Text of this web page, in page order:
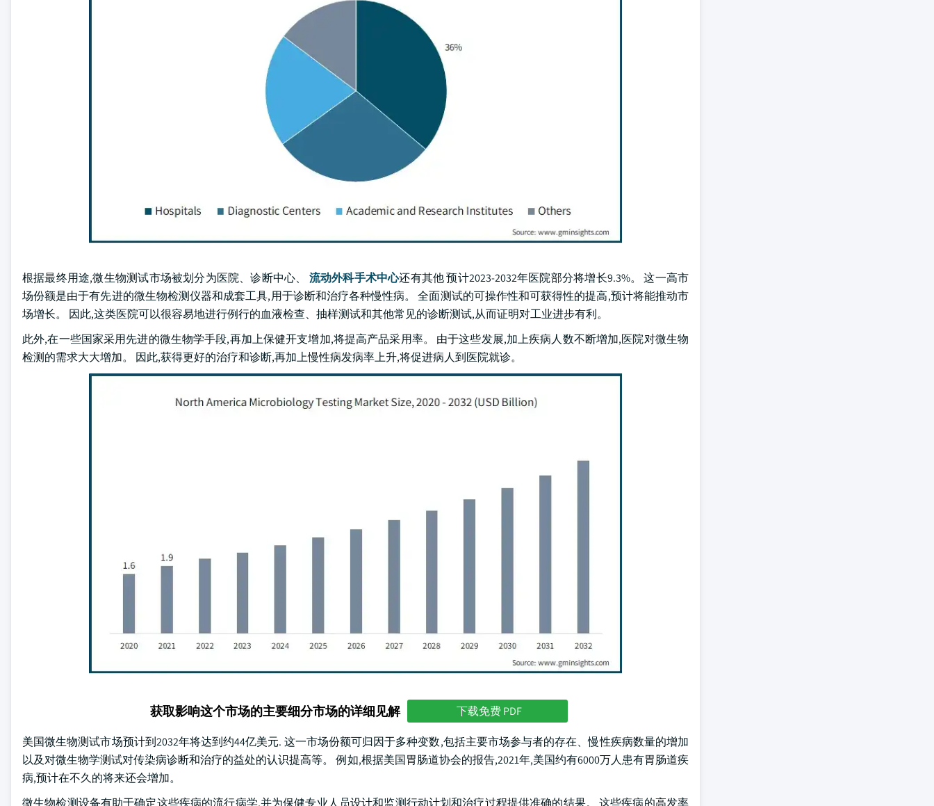
根据最终用途,微生物测试市场被划分为医院、诊断中心、 流动外科手术中心还有其他 预计2023-2032年医院部分将增长9.3%。 这一高市
场份额是由于有先进的微生物检测仪器和成套工具,用于诊断和治疗各种慢性病。 全面测试的可操作性和可获得性的提高,预计将能推动市
场增长。 因此,这类医院可以很容易地进行例行的血液检查、抽样测试和其他常见的诊断测试,从而证明对工业进步有利。
此外,在一些国家采用先进的微生物学手段,再加上保健开支增加,将提高产品采用率。 由于这些发展,加上疾病人数不断增加,医院对微生物
检测的需求大大增加。 因此,获得更好的治疗和诊断,再加上慢性病发病率上升,将促进病人到医院就诊。
获取影响这个市场的主要细分市场的详细见解 下载免费 PDF
美国微生物测试市场预计到2032年将达到约44亿美元. 这一市场份额可归因于多种变数,包括主要市场参与者的存在、慢性疾病数量的增加
以及对微生物学测试对传染病诊断和治疗的益处的认识提高等。 例如,根据美国胃肠道协会的报告,2021年,美国约有6000万人患有胃肠道疾
病,预计在不久的将来还会增加。